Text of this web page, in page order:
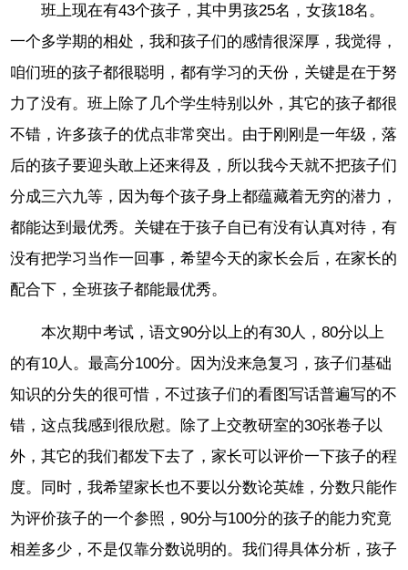
班上现在有43个孩子，其中男孩25名，女孩18名。
一个多学期的相处，我和孩子们的感情很深厚，我觉得，
咱们班的孩子都很聪明，都有学习的天份，关键是在于努
力了没有。班上除了几个学生特别以外，其它的孩子都很
不错，许多孩子的优点非常突出。由于刚刚是一年级，落
后的孩子要迎头敢上还来得及，所以我今天就不把孩子们
分成三六九等，因为每个孩子身上都蕴藏着无穷的潜力，
都能达到最优秀。关键在于孩子自已有没有认真对待，有
没有把学习当作一回事，希望今天的家长会后，在家长的
配合下，全班孩子都能最优秀。
本次期中考试，语文90分以上的有30人，80分以上
的有10人。最高分100分。因为没来急复习，孩子们基础
知识的分失的很可惜，不过孩子们的看图写话普遍写的不
错，这点我感到很欣慰。除了上交教研室的30张卷子以
外，其它的我们都发下去了，家长可以评价一下孩子的程
度。同时，我希望家长也不要以分数论英雄，分数只能作
为评价孩子的一个参照，90分与100分的孩子的能力究竟
相差多少，不是仅靠分数说明的。我们得具体分析，孩子